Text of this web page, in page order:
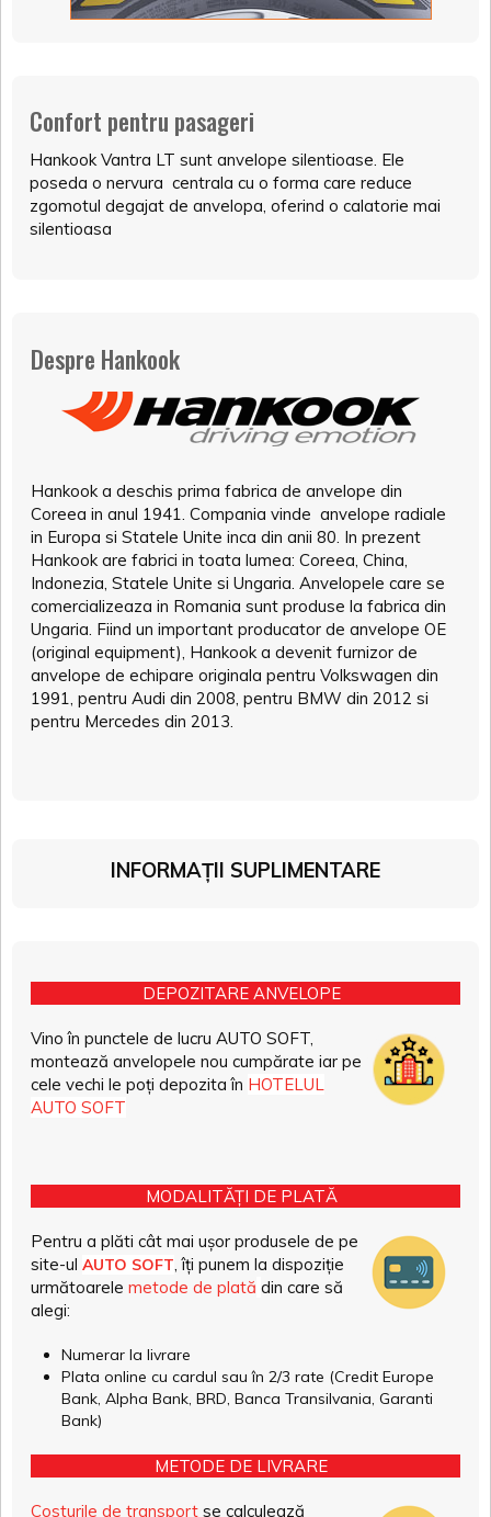
Confort pentru pasageri
Hankook Vantra LT sunt anvelope silentioase. Ele
poseda o nervura centrala cu o forma care reduce
zgomotul degajat de anvelopa, oferind o calatorie mai
silentioasa
Despre Hankook
Hankook a deschis prima fabrica de anvelope din
Coreea in anul 1941. Compania vinde anvelope radiale
in Europa si Statele Unite inca din anii 80. In prezent
Hankook are fabrici in toata lumea: Coreea, China,
Indonezia, Statele Unite si Ungaria. Anvelopele care se
comercializeaza in Romania sunt produse la fabrica din
Ungaria. Fiind un important producator de anvelope OE
(original equipment), Hankook a devenit furnizor de
anvelope de echipare originala pentru Volkswagen din
1991, pentru Audi din 2008, pentru BMW din 2012 si
pentru Mercedes din 2013.
INFORMAȚII SUPLIMENTARE
DEPOZITARE ANVELOPE
Vino în punctele de lucru AUTO SOFT,
montează anvelopele nou cumpărate iar pe
cele vechi le poți depozita în HOTELUL
AUTO SOFT
MODALITĂȚI DE PLATĂ
Pentru a plăti cât mai ușor produsele de pe
site-ul AUTO SOFT , îți punem la dispoziție
următoarele metode de plată din care să
alegi:
Numerar la livrare
Plata online cu cardul sau în 2/3 rate (Credit Europe
Bank, Alpha Bank, BRD, Banca Transilvania, Garanti
Bank)
METODE DE LIVRARE
Costurile de transport se calculează